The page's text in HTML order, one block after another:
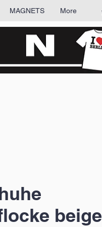
MAGNETS More
beige